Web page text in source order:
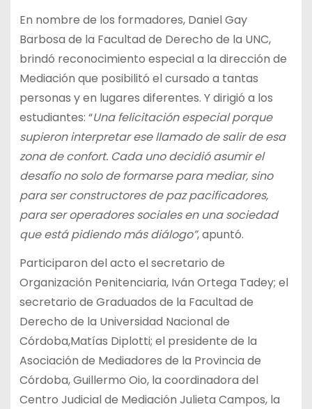
En nombre de los formadores, Daniel Gay
Barbosa de la Facultad de Derecho de la UNC,
brindó reconocimiento especial a la dirección de
Mediación que posibilitó el cursado a tantas
personas y en lugares diferentes. Y dirigió a los
estudiantes: “Una felicitación especial porque
supieron interpretar ese llamado de salir de esa
zona de confort. Cada uno decidió asumir el
desafío no solo de formarse para mediar, sino
para ser constructores de paz pacificadores,
para ser operadores sociales en una sociedad
que está pidiendo más diálogo”, apuntó.
Participaron del acto el secretario de
Organización Penitenciaria, Iván Ortega Tadey; el
secretario de Graduados de la Facultad de
Derecho de la Universidad Nacional de
Córdoba,Matías Diplotti; el presidente de la
Asociación de Mediadores de la Provincia de
Córdoba, Guillermo Oio, la coordinadora del
Centro Judicial de Mediación Julieta Campos, la